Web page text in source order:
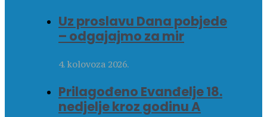
Uz proslavu Dana pobjede
– odgajajmo za mir
4. kolovoza 2026.
Prilagođeno Evanđelje 18.
nedjelje kroz godinu A